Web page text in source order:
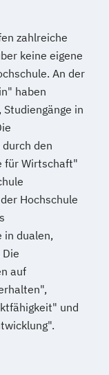
zahlreiche
keine eigene
An der
haben
in
den
für Wirtschaft"
Hochschule
in dualen,
auf
und